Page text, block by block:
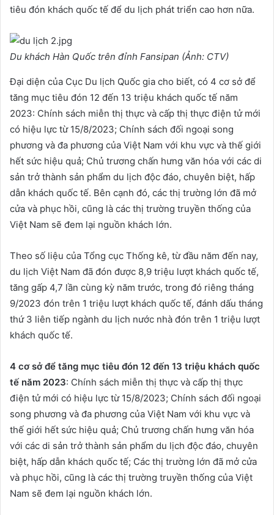
tiêu đón khách quốc tế để du lịch phát triển cao hơn nữa.
Du khách Hàn Quốc trên đỉnh Fansipan (Ảnh: CTV)
Đại diện của Cục Du lịch Quốc gia cho biết, có 4 cơ sở để
tăng mục tiêu đón 12 đến 13 triệu khách quốc tế năm
2023: Chính sách miễn thị thực và cấp thị thực điện tử mới
có hiệu lực từ 15/8/2023; Chính sách đối ngoại song
phương và đa phương của Việt Nam với khu vực và thế giới
hết sức hiệu quả; Chủ trương chấn hưng văn hóa với các di
sản trở thành sản phẩm du lịch độc đáo, chuyên biệt, hấp
dẫn khách quốc tế. Bên cạnh đó, các thị trường lớn đã mở
cửa và phục hồi, cũng là các thị trường truyền thống của
Việt Nam sẽ đem lại nguồn khách lớn.
Theo số liệu của Tổng cục Thống kê, từ đầu năm đến nay,
du lịch Việt Nam đã đón được 8,9 triệu lượt khách quốc tế,
tăng gấp 4,7 lần cùng kỳ năm trước, trong đó riêng tháng
9/2023 đón trên 1 triệu lượt khách quốc tế, đánh dấu tháng
thứ 3 liên tiếp ngành du lịch nước nhà đón trên 1 triệu lượt
khách quốc tế.
4 cơ sở để tăng mục tiêu đón 12 đến 13 triệu khách quốc
tế năm 2023: Chính sách miễn thị thực và cấp thị thực
điện tử mới có hiệu lực từ 15/8/2023; Chính sách đối ngoại
song phương và đa phương của Việt Nam với khu vực và
thế giới hết sức hiệu quả; Chủ trương chấn hưng văn hóa
với các di sản trở thành sản phẩm du lịch độc đáo, chuyên
biệt, hấp dẫn khách quốc tế; Các thị trường lớn đã mở cửa
và phục hồi, cũng là các thị trường truyền thống của Việt
Nam sẽ đem lại nguồn khách lớn.